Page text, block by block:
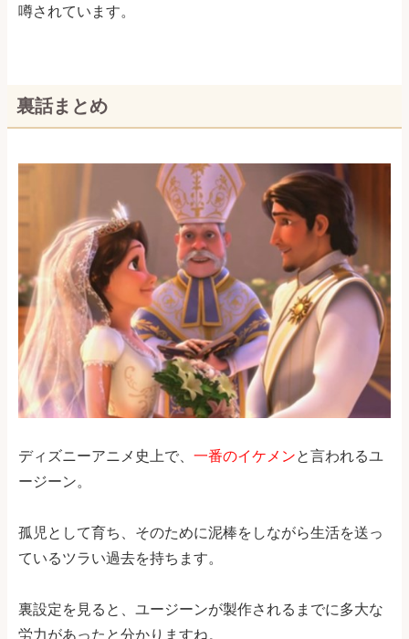
噂されています。
裏話まとめ
ディズニーアニメ史上で、 一番のイケメンと言われるユ
ージーン。
孤児として育ち、そのために泥棒をしながら生活を送っ
ているツラい過去を持ちます。
裏設定を見ると、ユージーンが製作されるまでに多大な
労力があったと分かりますね。